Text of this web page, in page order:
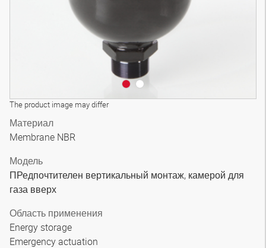
The product image may differ
Материал
Membrane NBR
Модель
ПРедпочтителен вертикальный монтаж, камерой для
газа вверх
Область применения
Energy storage
Emergency actuation